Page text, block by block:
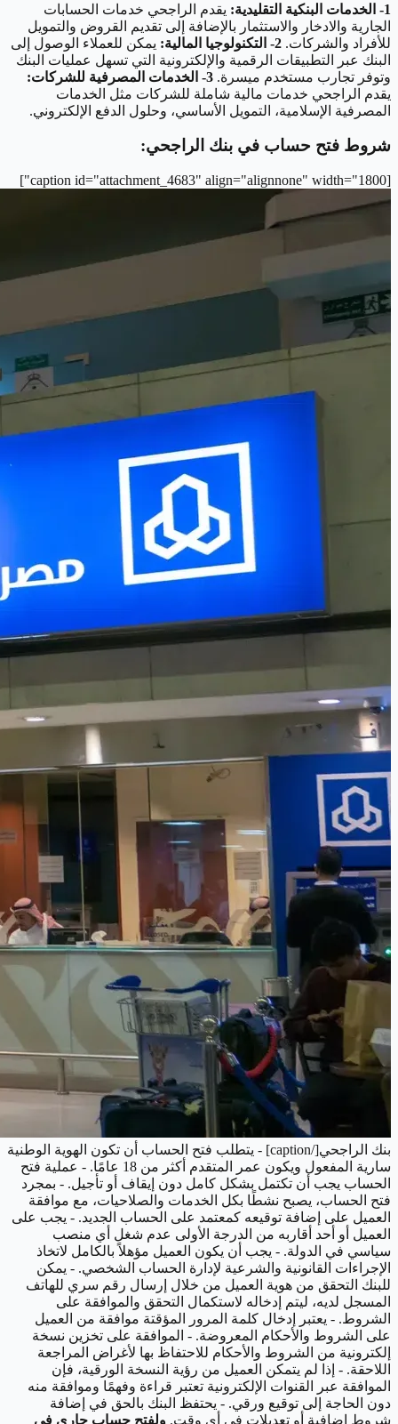
1- الخدمات البنكية التقليدية:
يقدم الراجحي خدمات الحسابات
الجارية والادخار والاستثمار بالإضافة إلى تقديم القروض والتمويل
للأفراد والشركات. 2- التكنولوجيا المالية:
يمكن للعملاء الوصول إلى
البنك عبر التطبيقات الرقمية والإلكترونية التي تسهل عمليات البنك
وتوفر تجارب مستخدم ميسرة. 3- الخدمات المصرفية للشركات:
يقدم الراجحي خدمات مالية شاملة للشركات مثل الخدمات
المصرفية الإسلامية، التمويل الأساسي، وحلول الدفع الإلكتروني.
شروط فتح حساب في بنك الراجحي:
[caption id="attachment_4683" align="alignnone" width="1800"]
بنك الراجحي[/caption] - يتطلب فتح الحساب أن تكون الهوية الوطنية
سارية المفعول ويكون عمر المتقدم أكثر من 18 عامًا. - عملية فتح
الحساب يجب أن تكتمل بشكل كامل دون إيقاف أو تأجيل. - بمجرد
فتح الحساب، يصبح نشطًا بكل الخدمات والصلاحيات، مع موافقة
العميل على إضافة توقيعه كمعتمد على الحساب الجديد. - يجب على
العميل أو أحد أقاربه من الدرجة الأولى عدم شغل أي منصب
سياسي في الدولة. - يجب أن يكون العميل مؤهلاً بالكامل لاتخاذ
الإجراءات القانونية والشرعية لإدارة الحساب الشخصي. - يمكن
للبنك التحقق من هوية العميل من خلال إرسال رقم سري للهاتف
المسجل لديه، ليتم إدخاله لاستكمال التحقق والموافقة على
الشروط. - يعتبر إدخال كلمة المرور المؤقتة موافقة من العميل
على الشروط والأحكام المعروضة. - الموافقة على تخزين نسخة
إلكترونية من الشروط والأحكام للاحتفاظ بها لأغراض المراجعة
اللاحقة. - إذا لم يتمكن العميل من رؤية النسخة الورقية، فإن
الموافقة عبر القنوات الإلكترونية تعتبر قراءة وفهمًا وموافقة منه
دون الحاجة إلى توقيع ورقي. - يحتفظ البنك بالحق في إضافة
شروط إضافية أو تعديلات في أي وقت. ولفتح حساب جاري في